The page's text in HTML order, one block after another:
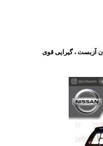
آزبست ، گیرایی قوی​